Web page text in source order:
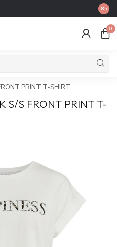
8.5
0
PRINT T-SHIRT
S/S FRONT PRINT T-